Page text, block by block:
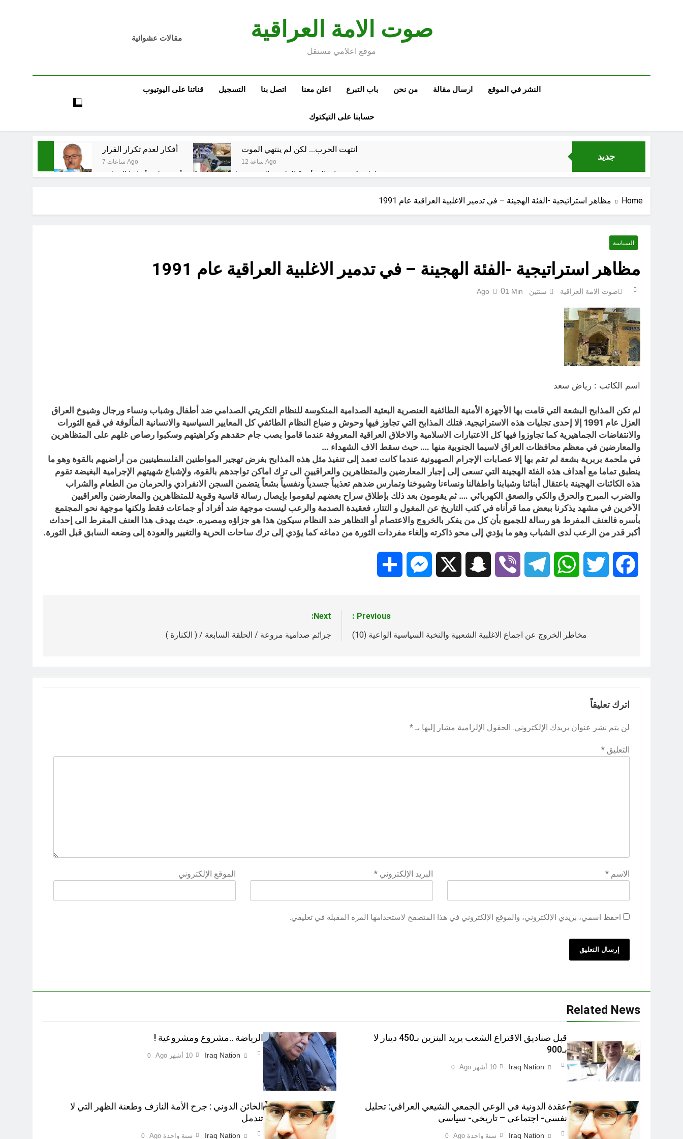
صوت الامة العراقية
موقع اعلامي مستقل
مقالات عشوائية
النشر في الموقع ارسال مقالة من نحن باب التبرع اعلن معنا اتصل بنا التسجيل قناتنا على اليوتيوب
حسابنا على التيكتوك
جديد
أفكار لعدم تكرار الفرار
7 ساعات Ago
انتهت الحرب… لكن لم ينتهي الموت
12 ساعة Ago
إقليم كردستان إلى أين؟ الطريق إلى سقوط الحكومات… يبدأ من خلف أبوابها المغلقة
احياء ليلة الجمعة (نعمة بالكسر والفتح، نعمة ونعمت، نعمة ونعيم) الجرح النرجسي وتضخم الذات التعويضي
من حلف بغداد إلى الحلف السعودي التركي الباكستاني- وفوائد انضمام العراق له!
Home مظاهر استراتيجية -الفئة الهجينة – في تدمير الاغلبية العراقية عام 1991
السياسة
مظاهر استراتيجية -الفئة الهجينة – في تدمير الاغلبية العراقية عام 1991
صوت الامة العراقية سنتين Ago 01 Min
اسم الكاتب : رياض سعد
لم تكن المذابح البشعة التي قامت بها الأجهزة الأمنية الطائفية العنصرية البعثية الصدامية المنكوسة للنظام التكريتي الصدامي ضد أطفال وشباب ونساء ورجال وشيوخ العراق
العزل عام 1991 إلا إحدى تجليات هذه الاستراتيجية. فتلك المذابح التي تجاوز فيها وحوش و ضباع النظام الطائفي كل المعايير السياسية والانسانية المألوفة في قمع الثورات
والانتفاضات الجماهيرية كما تجاوزوا فيها كل الاعتبارات الاسلامية والاخلاق العراقية المعروفة عندما قاموا بصب جام حقدهم وكراهيتهم وسكبوا رصاص غلهم على المتظاهرين
والمعارضين في معظم محافظات العراق لاسيما الجنوبية منها …. حيث سقط الاف الشهداء …
في ملحمة بربرية بشعة لم تقم بها إلا عصابات الإجرام الصهيونية عندما كانت تعمد إلى تنفيذ مثل هذه المذابح بغرض تهجير المواطنين الفلسطينيين من أراضيهم بالقوة وهو ما
ينطبق تماما مع أهداف هذه الفئة الهجينة التي تسعى إلى إجبار المعارضين والمتظاهرين والعراقيين الى ترك اماكن تواجدهم بالقوة، ولإشباع شهيتهم الإجرامية البغيضة تقوم
هذه الكائنات الهجينة باعتقال أبنائنا وشبابنا واطفالنا ونساءنا وشيوخنا وتمارس ضدهم تعذيباً جسدياً ونفسياً بشعاً يتضمن السجن الانفرادي والحرمان من الطعام والشراب
والضرب المبرح والحرق والكي والصعق الكهربائي …. ثم يقومون بعد ذلك بإطلاق سراح بعضهم ليقوموا بإيصال رسالة قاسية وقوية للمتظاهرين والمعارضين والعراقيين
الآخرين في مشهد يذكرنا ببعض مما قرأناه في كتب التاريخ عن المغول و التتار، فعقيدة الصدمة والرعب ليست موجهة ضد أفراد أو جماعات فقط ولكنها موجهة نحو المجتمع
بأسره فالعنف المفرط هو رسالة للجميع بأن كل من يفكر بالخروج والاعتصام أو التظاهر ضد النظام سيكون هذا هو جزاؤه ومصيره. حيث يهدف هذا العنف المفرط الى إحداث
أكبر قدر من الرعب لدى الشباب وهو ما يؤدي إلى محو ذاكرته وإلغاء مفردات الثورة من دماغه كما يؤدي إلى ترك ساحات الحرية والتغيير والعودة إلى وضعه السابق قبل الثورة.
Facebook
Twitter
WhatsApp
Telegram
Viber
Snapchat
Messenger
Previous:
مخاطر الخروج عن اجماع الاغلبية الشعبية والنخبة السياسية الواعية (10)
Next:
جرائم صدامية مروعة / الحلقة السابعة / ( الكنارة )
اترك تعليقاً
لن يتم نشر عنوان بريدك الإلكتروني. الحقول الإلزامية مشار إليها بـ *
التعليق *
الاسم * البريد الإلكتروني* الموقع الإلكتروني
احفظ اسمي، بريدي الإلكتروني، والموقع الإلكتروني في هذا المتصفح لاستخدامها المرة المقبلة في تعليقي.
Related News
قبل صناديق الاقتراع الشعب يريد البنزين بـ450 دينار لا
بـ900
Iraq Nation 10 أشهر Ago 0
الرياضة ..مشروع ومشروعية !
Iraq Nation 10 أشهر Ago 0
عقدة الدونية في الوعي الجمعي الشيعي العراقي: تحليل
نفسي- اجتماعي – تاريخي- سياسي
Iraq Nation سنة واحدة Ago 0
الخائن الدوني : جرح الأمة النازف وطعنة الظهر التي لا
تندمل
Iraq Nation سنة واحدة Ago 0